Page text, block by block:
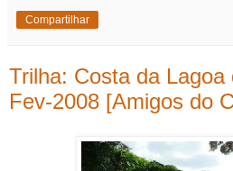
Compartilhar
Trilha: Costa da Lagoa
Fev-2008 [Amigos do